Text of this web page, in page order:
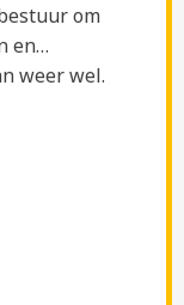
om
en…
weer wel.